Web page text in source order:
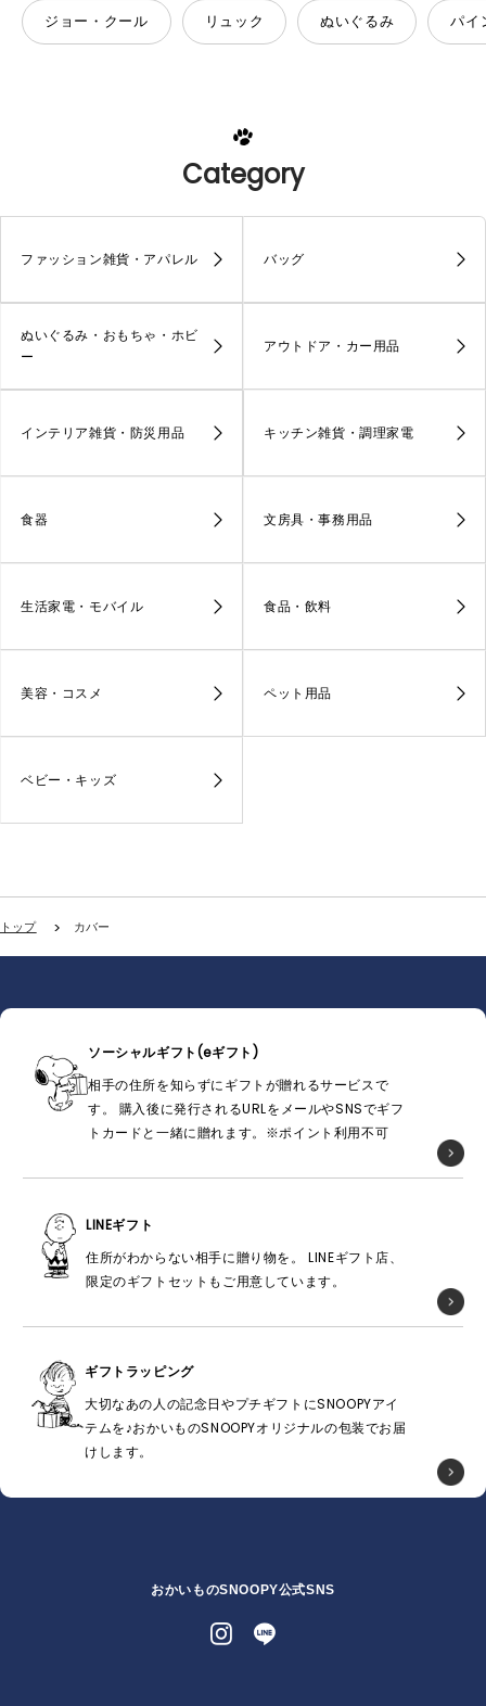
ジョー・クール リュック ぬいぐるみ パイ
Category
ファッション雑貨・アパレル バッグ
ぬいぐるみ・おもちゃ・ホビ
ー
アウトドア・カー用品
インテリア雑貨・防災用品 キッチン雑貨・調理家電
食器 文房具・事務用品
生活家電・モバイル 食品・飲料
美容・コスメ ペット用品
ベビー・キッズ
トップ カバー
ソーシャルギフト(eギフト)
相手の住所を知らずにギフトが贈れるサービスで
す。 購入後に発行されるURLをメールやSNSでギフ
トカードと一緒に贈れます。※ポイント利用不可
LINEギフト
住所がわからない相手に贈り物を。 LINEギフト店、
限定のギフトセットもご用意しています。
ギフトラッピング
大切なあの人の記念日やプチギフトにSNOOPYアイ
テムを♪おかいものSNOOPYオリジナルの包装でお届
けします。
おかいものSNOOPY公式SNS